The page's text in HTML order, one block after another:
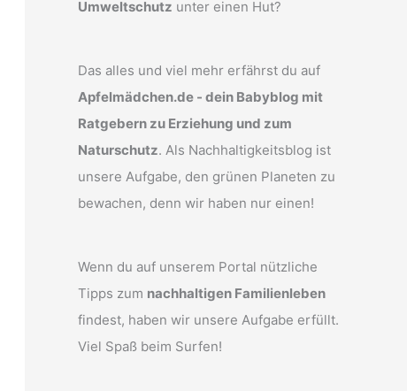
Umweltschutz unter einen Hut?
Das alles und viel mehr erfährst du auf
Apfelmädchen.de - dein Babyblog mit
Ratgebern zu Erziehung und zum
Naturschutz. Als Nachhaltigkeitsblog ist
unsere Aufgabe, den grünen Planeten zu
bewachen, denn wir haben nur einen!
Wenn du auf unserem Portal nützliche
Tipps zum nachhaltigen Familienleben
findest, haben wir unsere Aufgabe erfüllt.
Viel Spaß beim Surfen!